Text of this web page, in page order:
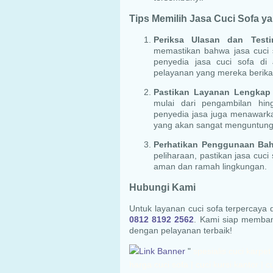
Tips Memilih Jasa Cuci Sofa
Periksa Ulasan dan
memastikan bahwa jasa
penyedia jasa cuci sofa di
pelayanan yang mereka
Pastikan Layanan Lengkap
mulai dari pengambilan
penyedia jasa juga
yang akan sangat
Perhatikan Penggunaan
peliharaan, pastikan jasa
aman dan ramah lingkungan.
Hubungi Kami
Untuk layanan cuci sofa terpercaya
0812 8192 2562 . Kami siap
dengan pelayanan terbaik!
"